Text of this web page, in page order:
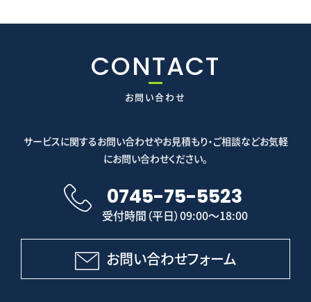
CONTACT
お問い合わせ
サービスに関するお問い合わせやお見積もり・ご相談などお気軽
にお問い合わせください。
0745-75-5523
受付時間（平日）09:00～18:00
お問い合わせフォーム